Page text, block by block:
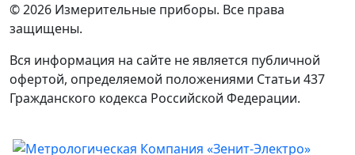
© 2026 Измерительные приборы. Все права
защищены.
Вся информация на сайте не является публичной
офертой, определяемой положениями Статьи 437
Гражданского кодекса Российской Федерации.